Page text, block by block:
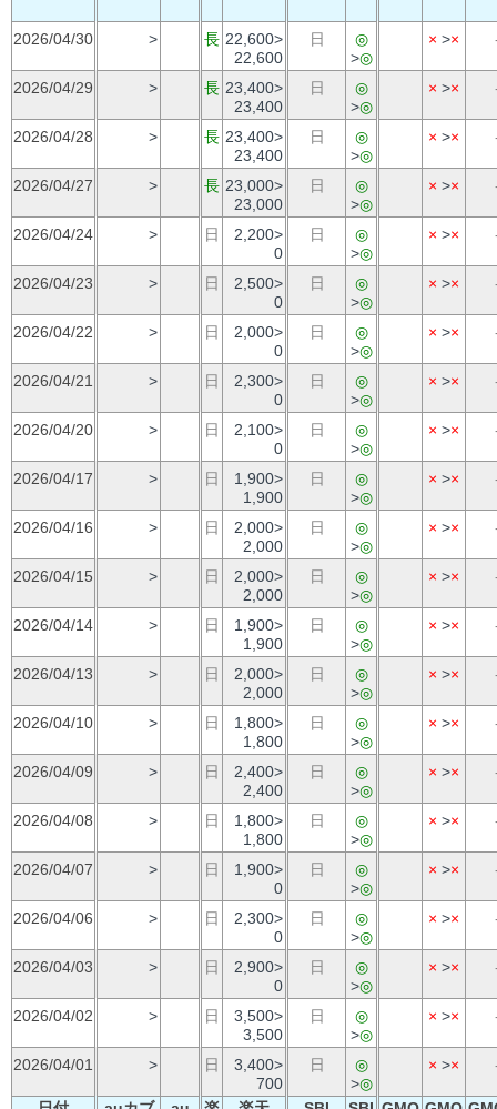
2026/04/30 > 長 22,600>
22,600
日
◎
>◎
× >×
2026/04/29 > 長 23,400>
23,400
日
◎
>◎
× >×
2026/04/28 > 長 23,400>
23,400
日
◎
>◎
× >×
2026/04/27 > 長 23,000>
23,000
日
◎
>◎
× >×
2026/04/24 > 日
2,200>
0
日
◎
>◎
× >×
2026/04/23 > 日
2,500>
0
日
◎
>◎
× >×
2026/04/22 > 日
2,000>
0
日
◎
>◎
× >×
2026/04/21 > 日
2,300>
0
日
◎
>◎
× >×
2026/04/20 > 日
2,100>
0
日
◎
>◎
× >×
2026/04/17 > 日
1,900>
1,900
日
◎
>◎
× >×
2026/04/16 > 日
2,000>
2,000
日
◎
>◎
× >×
2026/04/15 > 日
2,000>
2,000
日
◎
>◎
× >×
2026/04/14 > 日
1,900>
1,900
日
◎
>◎
× >×
2026/04/13 > 日
2,000>
2,000
日
◎
>◎
× >×
2026/04/10 > 日
1,800>
1,800
日
◎
>◎
× >×
2026/04/09 > 日
2,400>
2,400
日
◎
>◎
× >×
2026/04/08 > 日
1,800>
1,800
日
◎
>◎
× >×
2026/04/07 > 日
1,900>
0
日
◎
>◎
× >×
2026/04/06 > 日
2,300>
0
日
◎
>◎
× >×
2026/04/03 > 日
2,900>
0
日
◎
>◎
× >×
2026/04/02 > 日
3,500>
3,500
日
◎
>◎
× >×
2026/04/01 > 日
3,400>
700
日
◎
>◎
× >×